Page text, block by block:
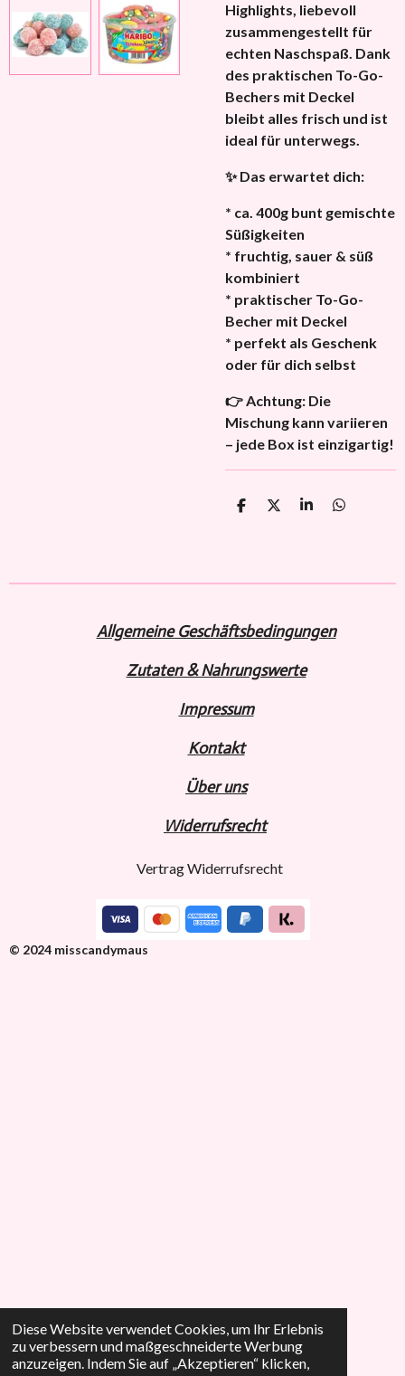
Diese Website verwendet Cookies, um Ihr Erlebnis
zu verbessern und maßgeschneiderte Werbung
anzuzeigen. Indem Sie auf „Akzeptieren“ klicken,
Highlights, liebevoll
zusammengestellt für
echten Naschspaß. Dank
des praktischen To-Go-
Bechers mit Deckel
bleibt alles frisch und ist
ideal für unterwegs.
✨ Das erwartet dich:
* ca. 400g bunt gemischte
Süßigkeiten
* fruchtig, sauer & süß
kombiniert
* praktischer To-Go-
Becher mit Deckel
* perfekt als Geschenk
oder für dich selbst
👉 Achtung: Die
Mischung kann variieren
– jede Box ist einzigartig!
T
n
T
n
T
n
T
n
Allgemeine Geschäftsbedingungen
Zutaten & Nahrungswerte
Impressum
Kontakt
Über uns
Widerrufsrecht
Vertrag Widerrufsrecht
© 2024 misscandymaus